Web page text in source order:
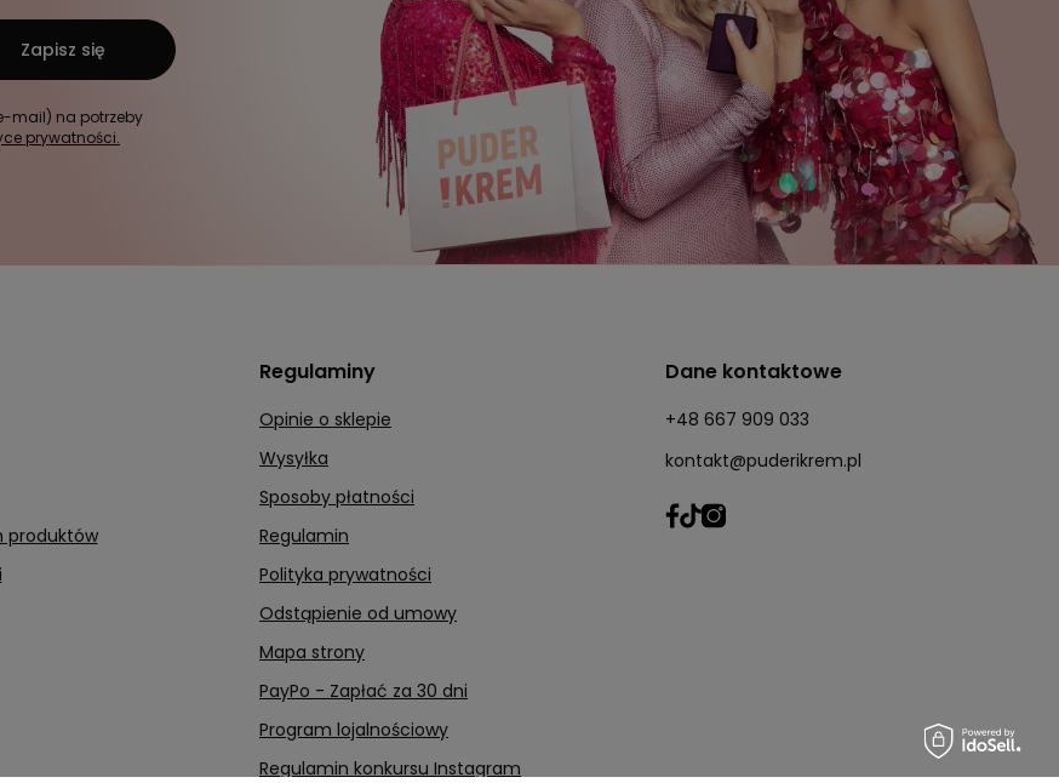
mail) na potrzeby
prywatności.
Zapisz się
produktów
Regulaminy
Opinie o sklepie
Wysyłka
Sposoby płatności
Regulamin
Polityka prywatności
Odstąpienie od umowy
Mapa strony
PayPo - Zapłać za 30 dni
Program lojalnościowy
Regulamin konkursu Instagram
Dane kontaktowe
+48 667 909 033
kontakt@puderikrem.pl